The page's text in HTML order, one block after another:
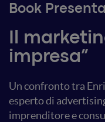
Book
Il
impresa”
Un confronto tra
esperto di
imprenditore e